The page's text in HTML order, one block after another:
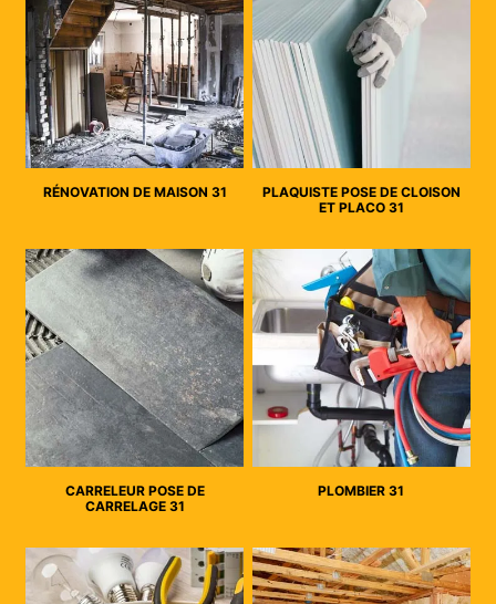
RÉNOVATION DE MAISON 31
PLAQUISTE POSE DE CLOISON
ET PLACO 31
CARRELEUR POSE DE
CARRELAGE 31
PLOMBIER 31